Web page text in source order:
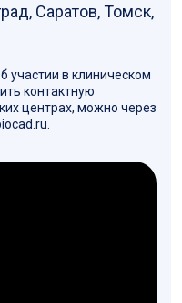
Саратов, Томск,
участии в клиническом
контактную
центрах, можно через